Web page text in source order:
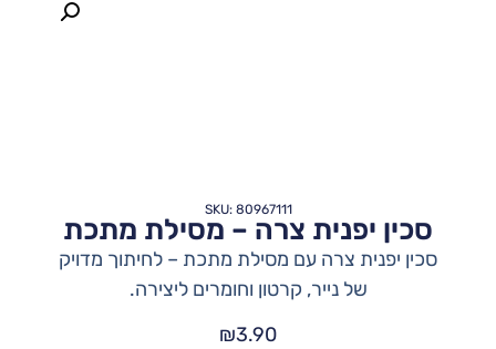
SKU: 80967111
סכין יפנית צרה – מסילת מתכת
סכין יפנית צרה עם מסילת מתכת – לחיתוך מדויק
של נייר, קרטון וחומרים ליצירה.
₪3.90